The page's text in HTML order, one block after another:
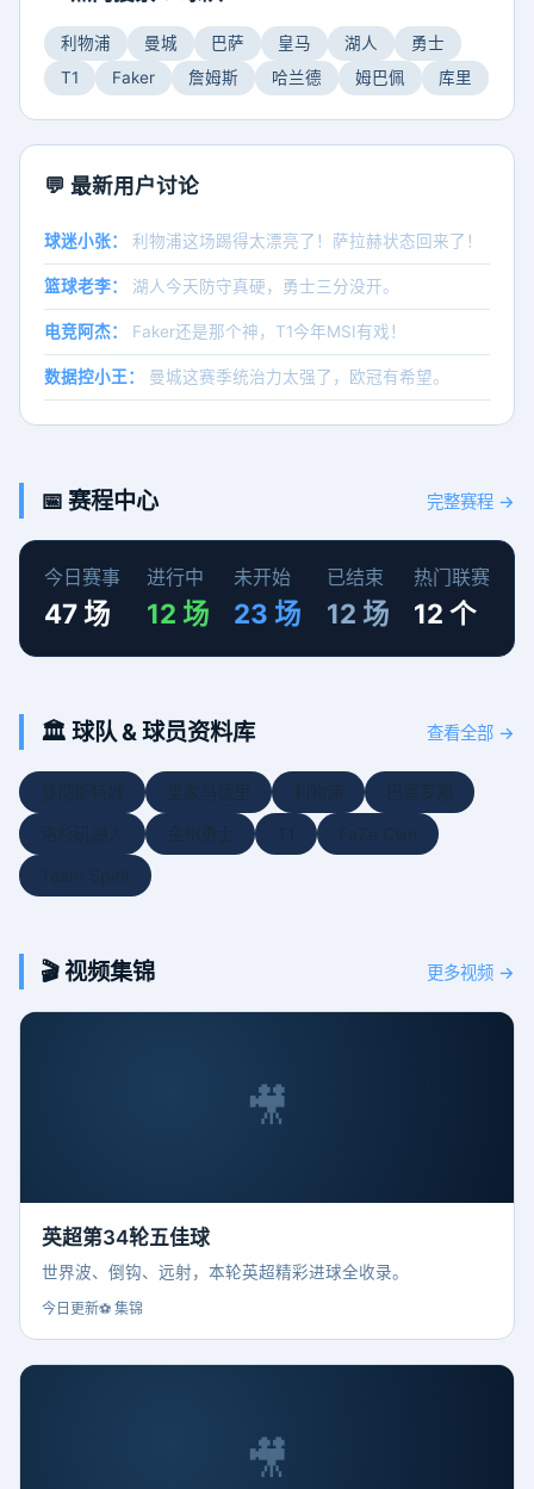
利物浦 曼城 巴萨 皇马 湖人
勇士
T1
Faker 詹姆斯 哈兰德 姆巴佩 库里
💬 最新用户讨论
球迷小张： 利物浦这场踢得太漂亮了！萨拉赫状态回来了！
篮球老李： 湖人今天防守真硬，勇士三分没开。
电竞阿杰： Faker还是那个神，T1今年MSI有戏！
数据控小王： 曼城这赛季统治力太强了，欧冠有希望。
📅 赛程中心 完整赛程 →
今日赛事
47 场
进行中
12 场
未开始
23 场
已结束
12 场
热门联赛
12 个
🏛️ 球队 & 球员资料库 查看全部 →
🎬 视频集锦 更多视频 →
🎥
英超第34轮五佳球
世界波、倒钩、远射，本轮英超精彩进球全收录。
今日更新⚽ 集锦
🎥